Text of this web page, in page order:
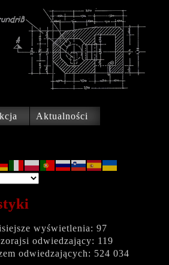
Aktualności
wyświetlenia: 97
odwiedzający: 119
odwiedzających: 524 034